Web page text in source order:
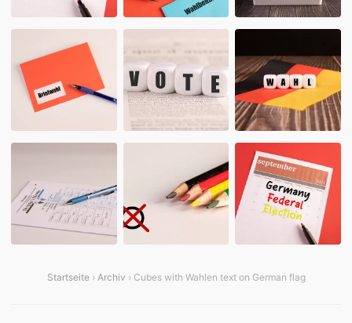
Startseite› Archiv › Cubes with Wahlen text on German flag